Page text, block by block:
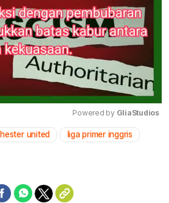
Mute
Powered by GliaStudios
united liga primer inggris